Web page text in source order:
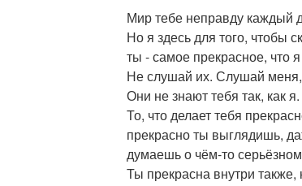
Мир тебе неправду каждый
Но я здесь для того, чтобы
ты - самое прекрасное, что
Не слушай их. Слушай меня,
Они не знают тебя так, как я.
То, что делает тебя
прекрасно ты выглядишь,
думаешь о чём-то
Ты прекрасна внутри